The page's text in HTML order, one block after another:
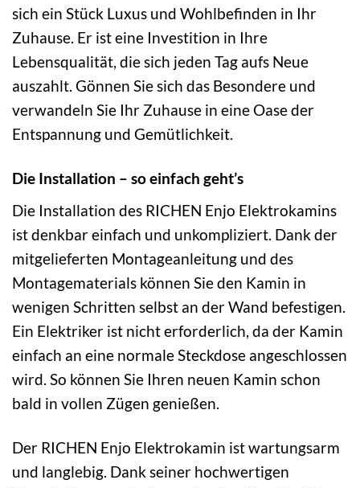
sich ein Stück Luxus und Wohlbefinden in Ihr
Zuhause. Er ist eine Investition in Ihre
Lebensqualität, die sich jeden Tag aufs Neue
auszahlt. Gönnen Sie sich das Besondere und
verwandeln Sie Ihr Zuhause in eine Oase der
Entspannung und Gemütlichkeit.
Die Installation – so einfach geht’s
Die Installation des RICHEN Enjo Elektrokamins
ist denkbar einfach und unkompliziert. Dank der
mitgelieferten Montageanleitung und des
Montagematerials können Sie den Kamin in
wenigen Schritten selbst an der Wand befestigen.
Ein Elektriker ist nicht erforderlich, da der Kamin
einfach an eine normale Steckdose angeschlossen
wird. So können Sie Ihren neuen Kamin schon
bald in vollen Zügen genießen.
Der RICHEN Enjo Elektrokamin ist wartungsarm
und langlebig. Dank seiner hochwertigen